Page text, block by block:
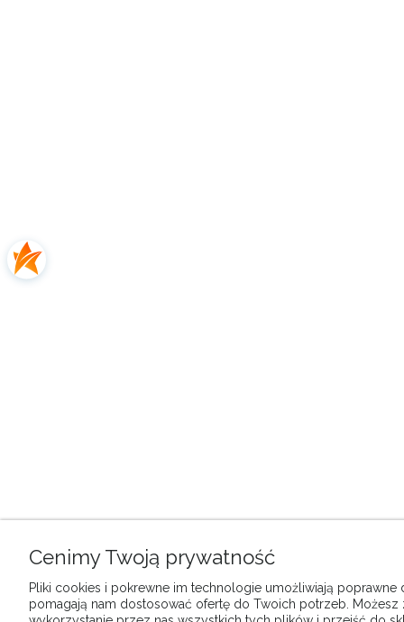
Cenimy Twoją prywatność
Pliki cookies i pokrewne im technologie umożliwiają poprawne
pomagają nam dostosować ofertę do Twoich potrzeb. Możesz